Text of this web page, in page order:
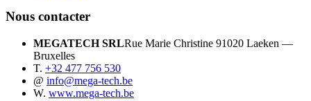
Nous contacter
MEGATECH SRLRue Marie Christine 91020 Laeken —
Bruxelles
T. +32 477 756 530
@ info@mega-tech.be
W. www.mega-tech.be